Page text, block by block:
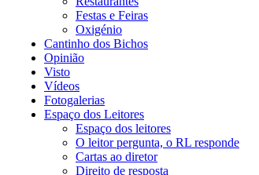
Festas e Feiras
Oxigénio
Cantinho dos Bichos
Opinião
Visto
Vídeos
Fotogalerias
Espaço dos Leitores
Espaço dos leitores
O leitor pergunta, o RL responde
Cartas ao diretor
Direito de resposta